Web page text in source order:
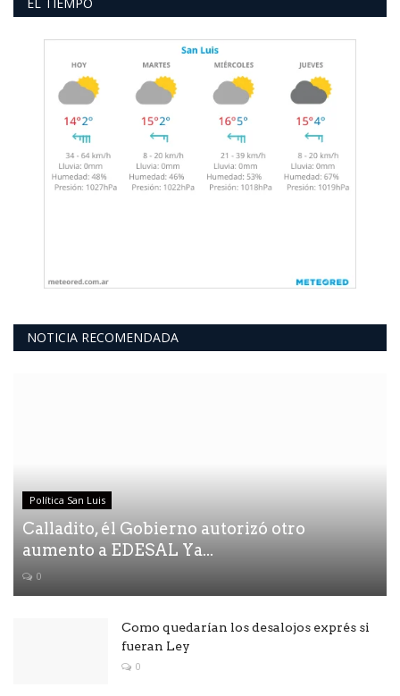
NOTICIA RECOMENDADA
Política San Luis
Calladito, él Gobierno autorizó otro
aumento a EDESAL Ya...
0
Como quedarían los desalojos exprés si
fueran Ley
0